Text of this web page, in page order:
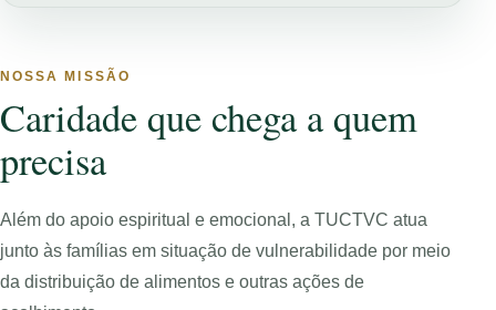
NOSSA MISSÃO
Caridade que chega a quem
precisa
Além do apoio espiritual e emocional, a TUCTVC atua
junto às famílias em situação de vulnerabilidade por meio
da distribuição de alimentos e outras ações de